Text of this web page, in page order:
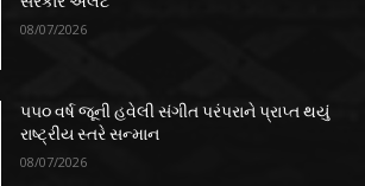
08/07/2026
૫૫૦ વર્ષ જૂની હવેલી સંગીત પરંપરાને પ્રાપ્ત થયું
રાષ્ટ્રીય સ્તરે સન્માન
08/07/2026